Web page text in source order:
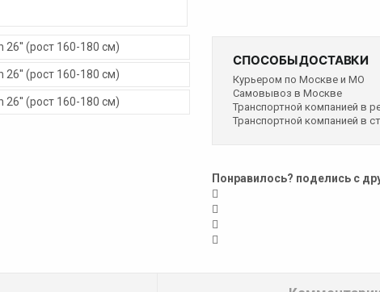
СПОСОБЫ ДОСТАВКИ
Курьером по Москве и МО
Самовывоз в Москве
Транспортной компанией в
Транспортной компанией в
Понравилось? поделись с